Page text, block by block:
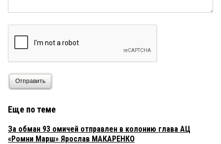
Отправить
Еще по теме
За обман 93 омичей отправлен в колонию глава АЦ
«Ромни Марш» Ярослав МАКАРЕНКО